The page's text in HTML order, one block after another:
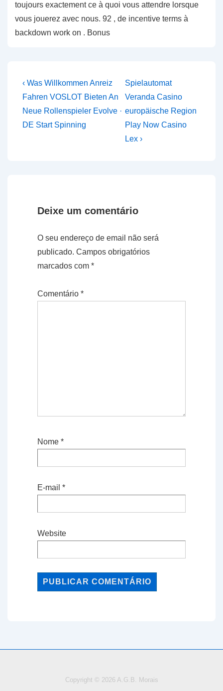
toujours exactement ce à quoi vous attendre lorsque
vous jouerez avec nous. 92 , de incentive terms à
backdown work on . Bonus
Navegação
de
artigos
Previous
Post
is
‹ Was Willkommen Anreiz
Fahren VOSLOT Bieten An
Neue Rollenspieler Evolve ·
DE Start Spinning
Next
Post
is
Spielautomat
Veranda Casino
europäische Region
Play Now Casino
Lex ›
Deixe um comentário
O seu endereço de email não será
publicado. Campos obrigatórios
marcados com *
Comentário *
Nome *
E-mail *
Website
Copyright © 2026 A.G.B. Morais